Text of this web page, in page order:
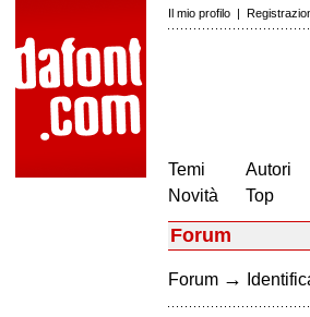
Il mio profilo |
Temi
Novità
Autori
Top
Forum
Forum →